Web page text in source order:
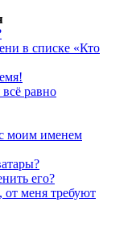
в списке «Кто
равно
моим именем
его?
от меня требуют